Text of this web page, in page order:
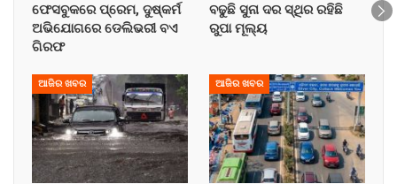
ଫେସବୁକରେ ପ୍ରେମ, ଦୁଷ୍କର୍ମ
ଅଭିଯୋଗରେ ଡେଲିଭରୀ ବଏ
ଗିରଫ
ବଢୁଛି ସୁନା ଦର ସ୍ଥିର ରହିଛି
ରୁପା ମୂଲ୍ୟ
ଆଜିର ଖବର ଆଜିର ଖବର